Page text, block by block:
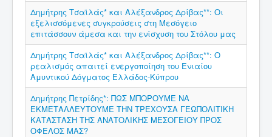
Δημήτρης Τσαϊλάς* και Αλέξανδρος Δρίβας**: Οι
εξελισσόμενες συγκρούσεις στη Μεσόγειο
επιτάσσουν άμεσα και την ενίσχυση του Στόλου μας
Δημήτρης Τσαϊλάς* και Αλέξανδρος Δρίβας**: O
ρεαλισμός απαιτεί ενεργοποίηση του Ενιαίου
Αμυντικού Δόγματος Ελλάδος-Κύπρου
Δημήτρης Πετρίδης*: ΠΩΣ ΜΠΟΡΟΥΜΕ ΝΑ
ΕΚΜΕΤΑΛΛΕΥΤΟΥΜΕ ΤΗΝ ΤΡΕΧΟΥΣΑ ΓΕΩΠΟΛΙΤΙΚΗ
ΚΑΤΑΣΤΑΣΗ ΤΗΣ ΑΝΑΤΟΛΙΚΗΣ ΜΕΣΟΓΕΙΟΥ ΠΡΟΣ
ΟΦΕΛΟΣ ΜΑΣ?